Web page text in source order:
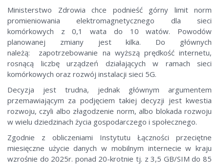
Ministerstwo Zdrowia chce podnieść górny limit norm
promieniowania elektromagnetycznego dla sieci
komórkowych z 0,1 wata do 10 watów. Powodów
planowanej zmiany jest kilka. Do głównych
należą: zapotrzebowanie na wyższą prędkość internetu,
rosnącą liczbę urządzeń działających w ramach sieci
komórkowych oraz rozwój instalacji sieci 5G.
Decyzja jest trudna, jednak głównym argumentem
przemawiającym za podjęciem takiej decyzji jest kwestia
rozwoju, czyli albo złagodzenie norm, albo blokada rozwoju
w wielu dziedzinach życia gospodarczego i społecznego.
Zgodnie z obliczeniami Instytutu Łączności przeciętne
miesięczne użycie danych w mobilnym internecie w kraju
wzrośnie do 2025r. ponad 20-krotnie tj. z 3,5 GB/SIM do 85